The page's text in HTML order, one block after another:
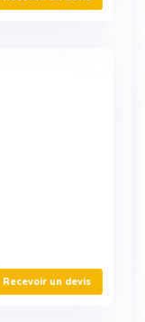
Recevoir un devis